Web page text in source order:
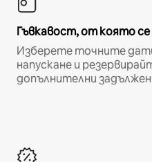
Гъвкавост, от която
Изберете точните
напускане и
допълнителни